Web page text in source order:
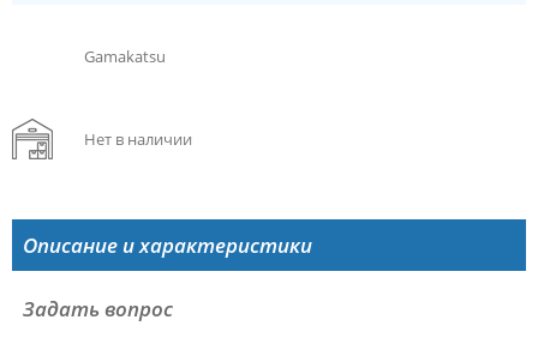
Gamakatsu
Нет в наличии
Описание и характеристики
Задать вопрос